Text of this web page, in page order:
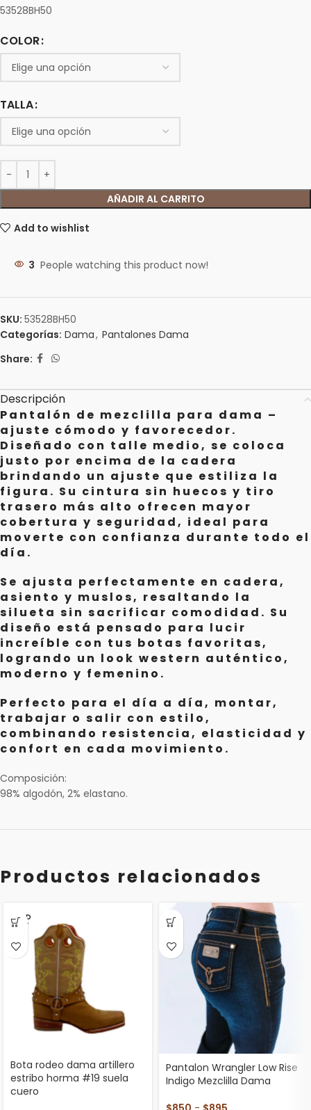
53528BH50
COLOR
TALLA
AÑADIR AL CARRITO
Add to wishlist
3 People watching this product now!
SKU: 53528BH50
Categorías: Dama, Pantalones Dama
Share:
Descripción
Pantalón de mezclilla para dama –
ajuste cómodo y favorecedor.
Diseñado con talle medio, se coloca
justo por encima de la cadera
brindando un ajuste que estiliza la
figura. Su cintura sin huecos y tiro
trasero más alto ofrecen mayor
cobertura y seguridad, ideal para
moverte con confianza durante todo el
día.
Se ajusta perfectamente en cadera,
asiento y muslos, resaltando la
silueta sin sacrificar comodidad. Su
diseño está pensado para lucir
increíble con tus botas favoritas,
logrando un look western auténtico,
moderno y femenino.
Perfecto para el día a día, montar,
trabajar o salir con estilo,
combinando resistencia, elasticidad y
confort en cada movimiento.
Composición:
98% algodón, 2% elastano.
Productos relacionados
SOLD
OUT
Bota rodeo dama artillero
estribo horma #19 suela
cuero
Pantalon Wrangler Low Rise
Indigo Mezclilla Dama